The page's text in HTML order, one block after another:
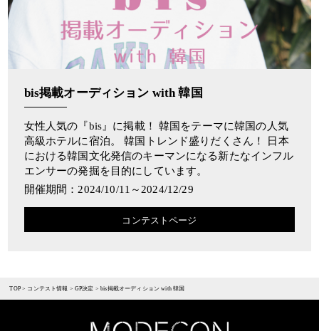
bis掲載オーディション with 韓国
女性人気の『bis』に掲載！ 韓国をテーマに韓国の人気
高級ホテルに宿泊。 韓国トレンド盛りだくさん！ 日本
における韓国文化発信のキーマンになる新たなインフル
エンサーの発掘を目的にしています。
開催期間：2024/10/11～2024/12/29
コンテストページ
TOP> コンテスト情報 >GP決定 >bis掲載オーディション with 韓国